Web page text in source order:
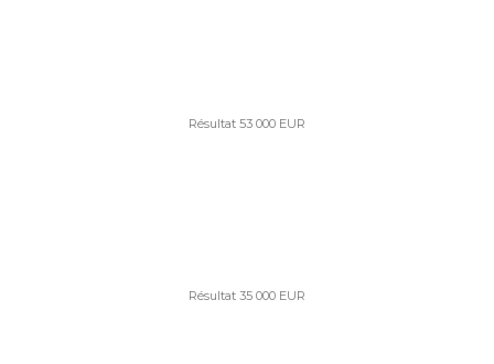
Résultat 53 000 EUR
Résultat 35 000 EUR